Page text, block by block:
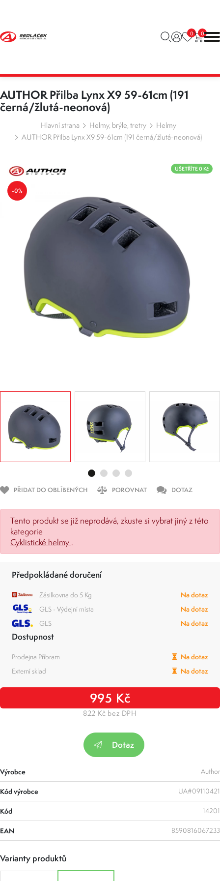
0 0
AUTHOR Přilba Lynx X9 59-61cm (191
černá/žlutá-neonová)
Hlavní strana Helmy, brýle, tretry
Helmy
AUTHOR Přilba Lynx X9 59-61cm (191 černá/žlutá-neonová)
-0%
UŠETŘÍTE 0 Kč
PŘIDAT DO OBLÍBENÝCH POROVNAT DOTAZ
Tento produkt se již neprodává, zkuste si vybrat jiný z této
kategorie
Cyklistické helmy .
Předpokládané doručení
Zásilkovna do 5 Kg
Na dotaz
GLS - Výdejní místa
Na dotaz
GLS
Na dotaz
Dostupnost
Prodejna Příbram
Na dotaz
Externí sklad
Na dotaz
995 Kč
822 Kč bez DPH
Dotaz
Výrobce Author
Kód výrobce UA#09110421
Kód 14201
EAN 8590816067233
Varianty produktů